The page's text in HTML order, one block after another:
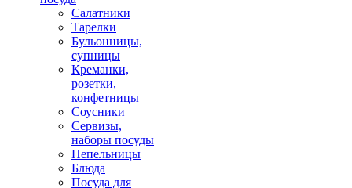
Салатники
Тарелки
Бульонницы,
супницы
Креманки,
розетки,
конфетницы
Соусники
Сервизы,
наборы посуды
Пепельницы
Блюда
Посуда для